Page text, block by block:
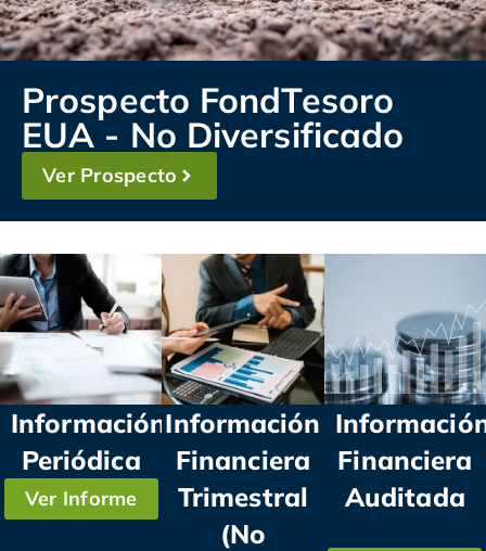
Prospecto FondTesoro
EUA - No Diversificado
Ver Prospecto
Información
Periódica
Ver Informe
Información
Financiera
Trimestral
(No
Financiera
Auditada